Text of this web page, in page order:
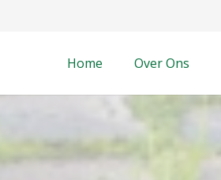
Home Over Ons